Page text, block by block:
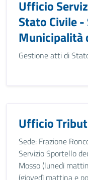
Ufficio
Stato Civile -
Municipalità
Gestione atti di
Ufficio
Sede: Frazione
Servizio Sportello
Mosso (lunedì
(giovedì mattina e